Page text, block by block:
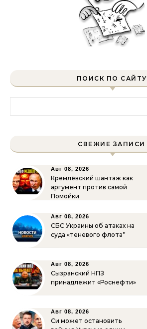
ПОИСК ПО САЙТУ
СВЕЖИЕ ЗАПИСИ
Авг 08, 2026
Кремлёвский шантаж как
аргумент против самой
Помойки
Авг 08, 2026
СБС Украины об атаках на
суда «теневого флота”
Авг 08, 2026
Сызранский НПЗ
принадлежит «Роснефти»
Авг 08, 2026
Си может остановить